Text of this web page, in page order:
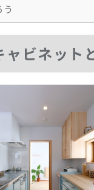
ャビネット